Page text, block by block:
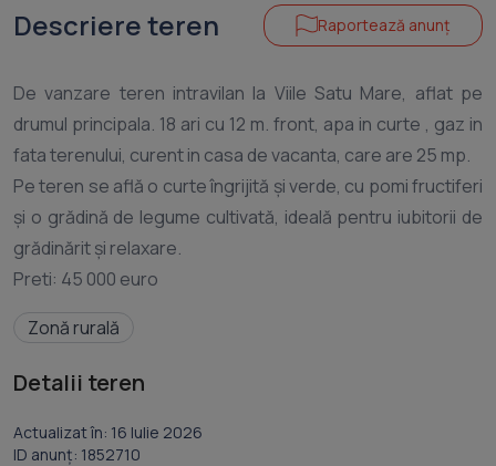
Descriere teren Raportează anunț
De vanzare teren intravilan la Viile Satu Mare, aflat pe
drumul principala. 18 ari cu 12 m. front, apa in curte , gaz in
fata terenului, curent in casa de vacanta, care are 25 mp.
Pe teren se află o curte îngrijită și verde, cu pomi fructiferi
și o grădină de legume cultivată, ideală pentru iubitorii de
grădinărit și relaxare.
Zonă rurală
Detalii teren
Actualizat în: 16 Iulie 2026
ID anunț: 1852710